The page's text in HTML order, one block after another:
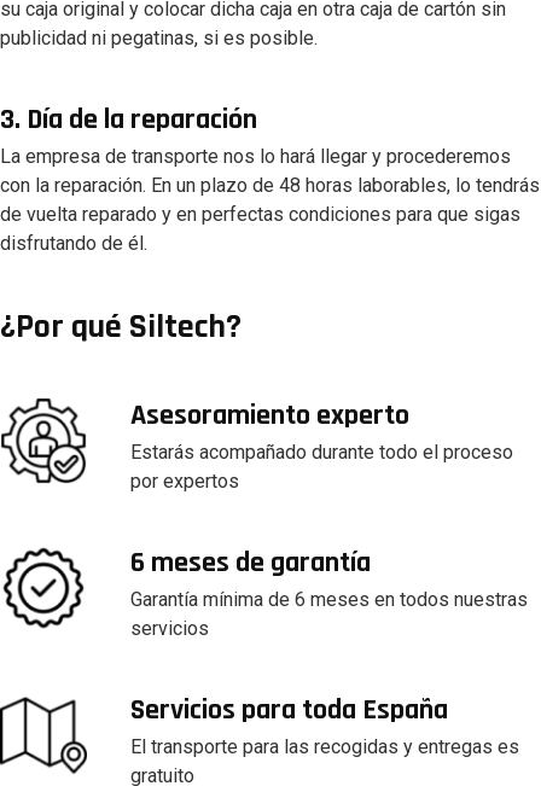
su caja original y colocar dicha caja en otra caja de cartón sin
publicidad ni pegatinas, si es posible.
3. Día de la reparación
La empresa de transporte nos lo hará llegar y procederemos
con la reparación. En un plazo de 48 horas laborables, lo tendrás
de vuelta reparado y en perfectas condiciones para que sigas
disfrutando de él.
¿Por qué Siltech?
Asesoramiento experto
Estarás acompañado durante todo el proceso
por expertos
6 meses de garantía
Garantía mínima de 6 meses en todos nuestras
servicios
Servicios para toda España
El transporte para las recogidas y entregas es
gratuito